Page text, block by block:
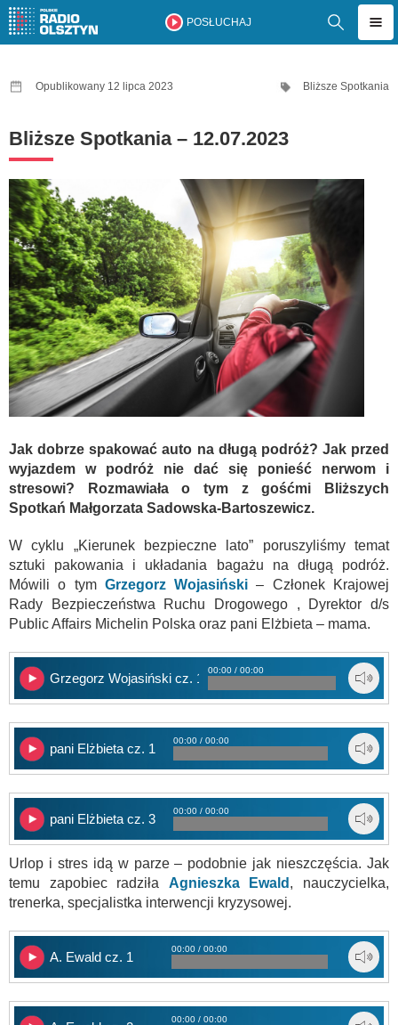
POSŁUCHAJ
Opublikowany 12 lipca 2023 Bliższe Spotkania
Bliższe Spotkania – 12.07.2023
Jak dobrze spakować auto na długą podróż? Jak przed
wyjazdem w podróż nie dać się ponieść nerwom i
stresowi? Rozmawiała o tym z gośćmi Bliższych
Spotkań Małgorzata Sadowska-Bartoszewicz.
W cyklu „Kierunek bezpieczne lato” poruszyliśmy temat
sztuki pakowania i układania bagażu na długą podróż.
Mówili o tym Grzegorz Wojasiński – Członek Krajowej
Rady Bezpieczeństwa Ruchu Drogowego , Dyrektor d/s
Public Affairs Michelin Polska oraz pani Elżbieta – mama.
Grzegorz Wojasiński cz. 1
00:00 / 00:00
pani Elżbieta cz. 1
00:00 / 00:00
pani Elżbieta cz. 3
00:00 / 00:00
Urlop i stres idą w parze – podobnie jak nieszczęścia. Jak
temu zapobiec radziła Agnieszka Ewald , nauczycielka,
trenerka, specjalistka interwencji kryzysowej.
A. Ewald cz. 1
00:00 / 00:00
00:00 / 00:00